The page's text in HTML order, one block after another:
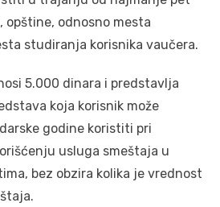
opštine, odnosno mesta
studiranja korisnika vaučera.
5.000 dinara i predstavlja
koja korisnik može
godine koristiti pri
usluga smeštaja u
bez obzira kolika je vrednost